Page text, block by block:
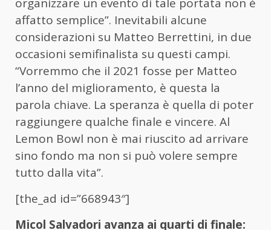
affatto semplice”. Inevitabili alcune
considerazioni su Matteo Berrettini, in due
occasioni semifinalista su questi campi.
“Vorremmo che il 2021 fosse per Matteo
l’anno del miglioramento, è questa la
parola chiave. La speranza è quella di poter
raggiungere qualche finale e vincere. Al
Lemon Bowl non è mai riuscito ad arrivare
sino fondo ma non si può volere sempre
tutto dalla vita”.
[the_ad id=”668943″]
Micol Salvadori avanza ai quarti di finale: